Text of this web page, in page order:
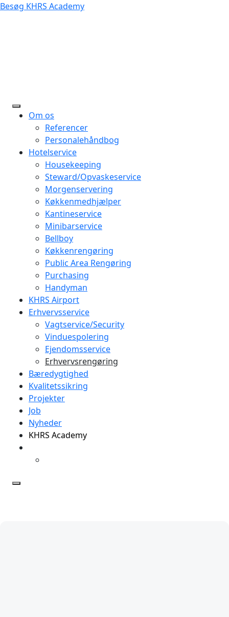
Besøg KHRS Academy
Om os
Referencer
Personalehåndbog
Hotelservice
Housekeeping
Steward/Opvaskeservice
Morgenservering
Køkkenmedhjælper
Kantineservice
Minibarservice
Bellboy
Køkkenrengøring
Public Area Rengøring
Purchasing
Handyman
KHRS Airport
Erhvervsservice
Vagtservice/Security
Vinduespolering
Ejendomsservice
Erhvervsrengøring
Bæredygtighed
Kvalitetssikring
Projekter
Job
Nyheder
KHRS Academy